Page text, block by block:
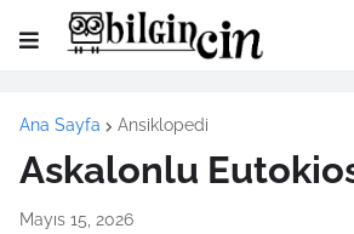
Ana Sayfa Ansiklopedi
Askalonlu
Mayıs 15, 2026